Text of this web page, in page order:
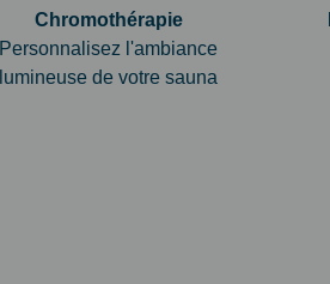
Chromothérapie
Personnalisez l'ambiance
lumineuse de votre sauna